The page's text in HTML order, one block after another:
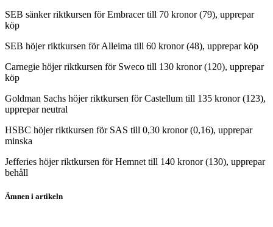
SEB sänker riktkursen för Embracer till 70 kronor (79), upprepar
köp
SEB höjer riktkursen för Alleima till 60 kronor (48), upprepar köp
Carnegie höjer riktkursen för Sweco till 130 kronor (120), upprepar
köp
Goldman Sachs höjer riktkursen för Castellum till 135 kronor (123),
upprepar neutral
HSBC höjer riktkursen för SAS till 0,30 kronor (0,16), upprepar
minska
Jefferies höjer riktkursen för Hemnet till 140 kronor (130), upprepar
behåll
Ämnen i artikeln